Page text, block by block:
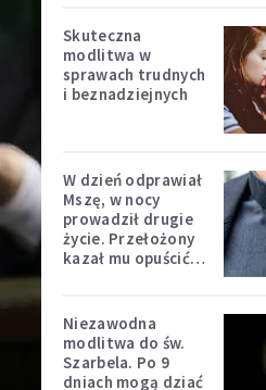
Skuteczna
modlitwa w
sprawach trudnych
i beznadziejnych
W dzień odprawiał
Mszę, w nocy
prowadził drugie
życie. Przełożony
kazał mu opuścić
Niezawodna
modlitwa do św.
Szarbela. Po 9
dniach mogą dziać